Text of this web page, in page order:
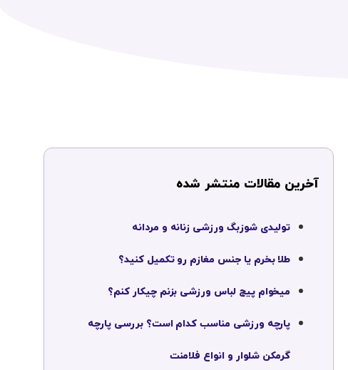
آخرین مقالات منتشر شده
تولیدی شوزبگ ورزشی زنانه و مردانه
طلا بخرم یا جنس مغازم رو تکمیل کنید؟
میخوام پیج لباس ورزشی بزنم چیکار کنم؟
پارچه ورزشی مناسب کدام است؟ بررسی پارچه
گرمکن شلوار و انواع فلامنت